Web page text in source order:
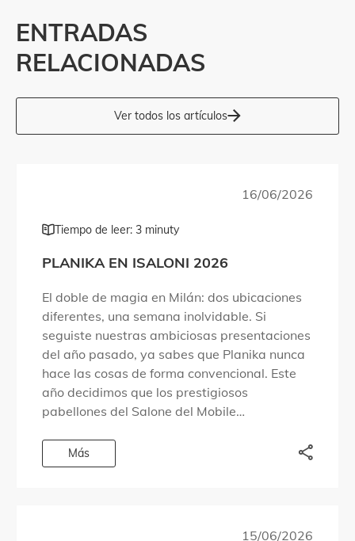
ENTRADAS
RELACIONADAS
Ver todos los artículos
16/06/2026
Tiempo de leer: 3 minuty
PLANIKA EN ISALONI 2026
El doble de magia en Milán: dos ubicaciones
diferentes, una semana inolvidable. Si
seguiste nuestras ambiciosas presentaciones
del año pasado, ya sabes que Planika nunca
hace las cosas de forma convencional. Este
año decidimos que los prestigiosos
pabellones del Salone del Mobile
albergar todo lo que queríamos compartir.
Por eso […]
Más
15/06/2026